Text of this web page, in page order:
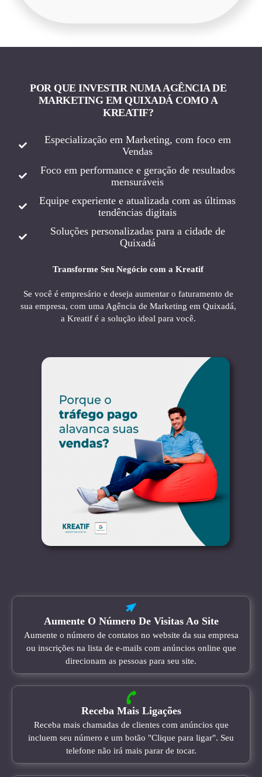
POR QUE INVESTIR NUMA AGÊNCIA DE
MARKETING EM QUIXADÁ COMO A
KREATIF?
Especialização em Marketing, com foco em
Vendas
Foco em performance e geração de resultados
mensuráveis
Equipe experiente e atualizada com as últimas
tendências digitais
Soluções personalizadas para a cidade de
Quixadá
Transforme Seu Negócio com a Kreatif
Se você é empresário e deseja aumentar o faturamento de
sua empresa, com uma Agência de Marketing em Quixadá,
a Kreatif é a solução ideal para você.
Aumente O Número De Visitas Ao Site
Aumente o número de contatos no website da sua empresa
ou inscrições na lista de e-mails com anúncios online que
direcionam as pessoas para seu site.
Receba Mais Ligações
Receba mais chamadas de clientes com anúncios que
incluem seu número e um botão "Clique para ligar". Seu
telefone não irá mais parar de tocar.